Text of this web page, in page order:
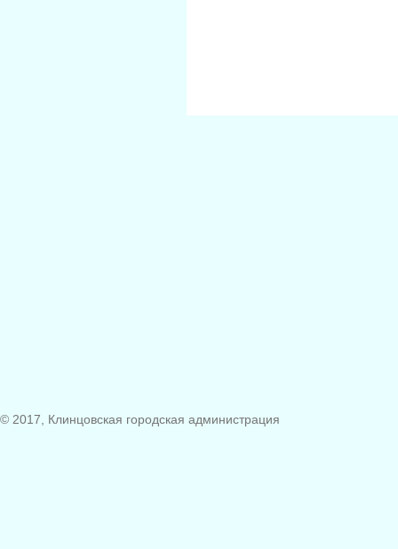
© 2017, Клинцовская городская администрация